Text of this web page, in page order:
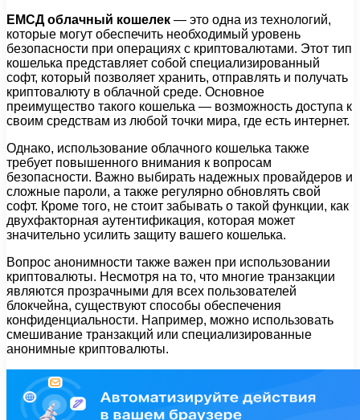
ЕМСД облачный кошелек — это одна из технологий,
которые могут обеспечить необходимый уровень
безопасности при операциях с криптовалютами. Этот тип
кошелька представляет собой специализированный
софт, который позволяет хранить, отправлять и получать
криптовалюту в облачной среде. Основное
преимущество такого кошелька — возможность доступа к
своим средствам из любой точки мира, где есть интернет.
Однако, использование облачного кошелька также
требует повышенного внимания к вопросам
безопасности. Важно выбирать надежных провайдеров и
сложные пароли, а также регулярно обновлять свой
софт. Кроме того, не стоит забывать о такой функции, как
двухфакторная аутентификация, которая может
значительно усилить защиту вашего кошелька.
Вопрос анонимности также важен при использовании
криптовалюты. Несмотря на то, что многие транзакции
являются прозрачными для всех пользователей
блокчейна, существуют способы обеспечения
конфиденциальности. Например, можно использовать
смешивание транзакций или специализированные
анонимные криптовалюты.